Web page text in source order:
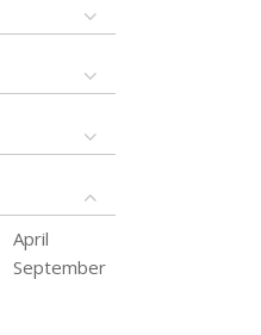
April
September